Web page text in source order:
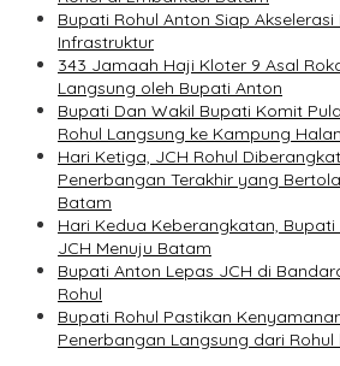
Bupati Rohul Anton Siap
Infrastruktur
343 Jamaah Haji Kloter 9 Asal
Langsung oleh Bupati Anton
Bupati Dan Wakil Bupati Komit
Rohul Langsung ke Kampung
Hari Ketiga, JCH Rohul
Penerbangan Terakhir yang
Batam
Hari Kedua Keberangkatan,
JCH Menuju Batam
Bupati Anton Lepas JCH di
Rohul
Bupati Rohul Pastikan
Penerbangan Langsung dari Rohul